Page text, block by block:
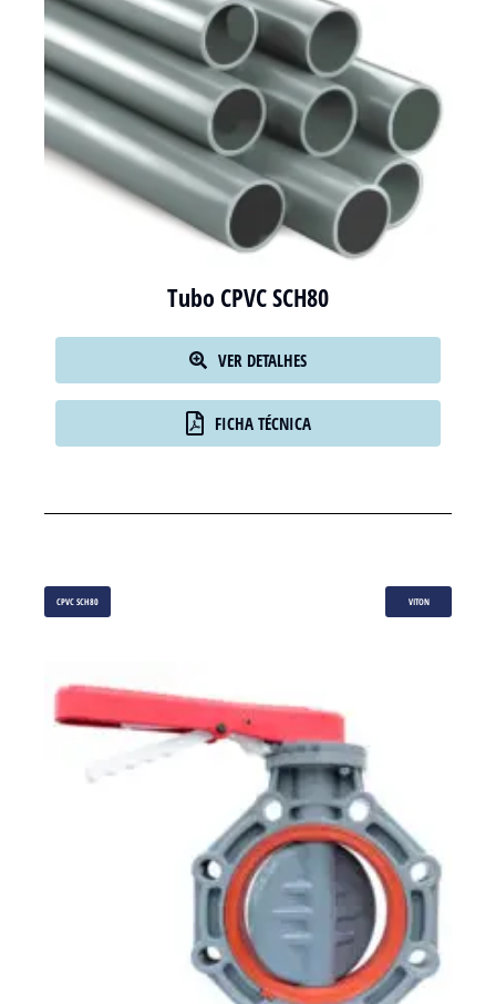
Tubo CPVC SCH80
VER DETALHES
FICHA TÉCNICA
CPVC SCH80 VITON